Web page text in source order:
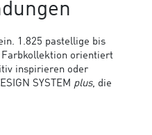
1.825 pastellige bis
Farbkollektion orientiert
inspirieren oder
SYSTEM plus, die